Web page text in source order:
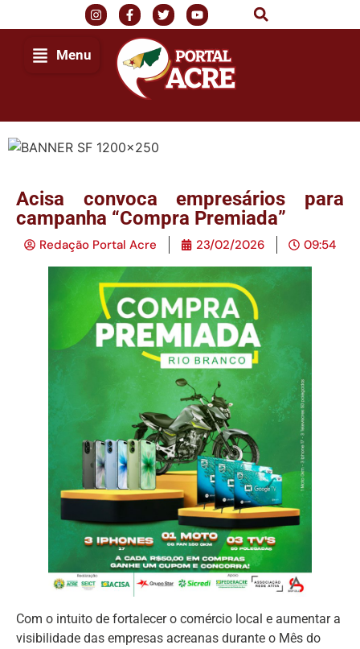
Menu
Acisa convoca empresários para
campanha “Compra Premiada”
Redação Portal Acre 23/02/2026 09:54
Com o intuito de fortalecer o comércio local e aumentar a
visibilidade das empresas acreanas durante o Mês do